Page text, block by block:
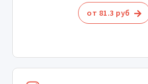
от 81.3 руб